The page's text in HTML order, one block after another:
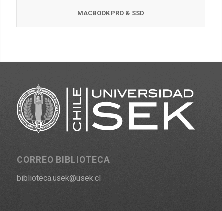
MACBOOK PRO & SSD
CORREO BIBLIOTECA
biblioteca.usek@usek.cl